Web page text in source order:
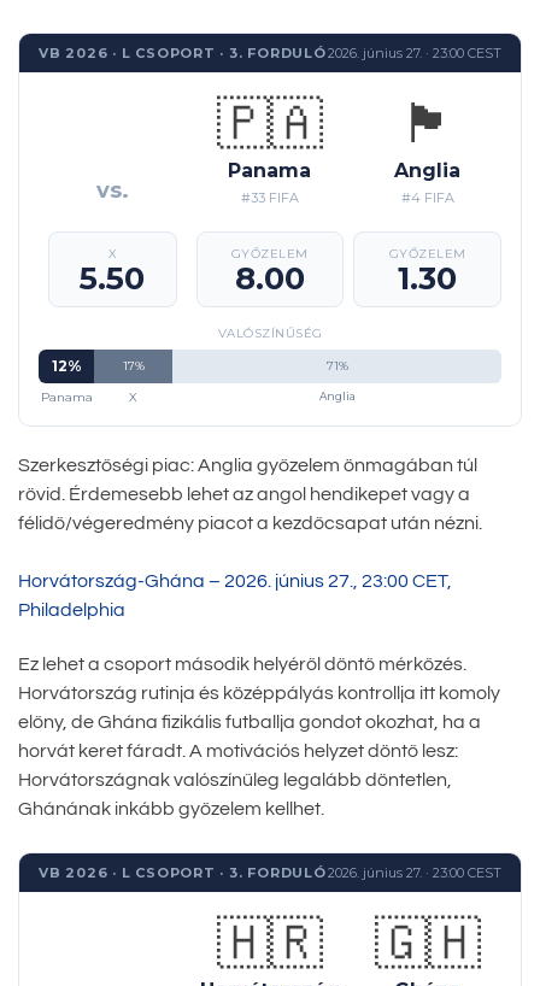
VB 2026 · L CSOPORT · 3. FORDULÓ2026. június 27. · 23:00 CEST
🇵🇦
Panama
#33 FIFA
GYŐZELEM
8.00
vs.
X
5.50
🏴󠁧󠁢󠁥󠁮󠁧󠁿
Anglia
#4 FIFA
GYŐZELEM
1.30
VALÓSZÍNŰSÉG
12% 17%
71%
Panama
X Anglia
Szerkesztőségi piac: Anglia győzelem önmagában túl
rövid. Érdemesebb lehet az angol hendikepet vagy a
félidő/végeredmény piacot a kezdőcsapat után nézni.
Horvátország-Ghána – 2026. június 27., 23:00 CET,
Philadelphia
Ez lehet a csoport második helyéről döntő mérkőzés.
Horvátország rutinja és középpályás kontrollja itt komoly
előny, de Ghána fizikális futballja gondot okozhat, ha a
horvát keret fáradt. A motivációs helyzet döntő lesz:
Horvátországnak valószínűleg legalább döntetlen,
Ghánának inkább győzelem kellhet.
VB 2026 · L CSOPORT · 3. FORDULÓ2026. június 27. · 23:00 CEST
🇭🇷 🇬🇭